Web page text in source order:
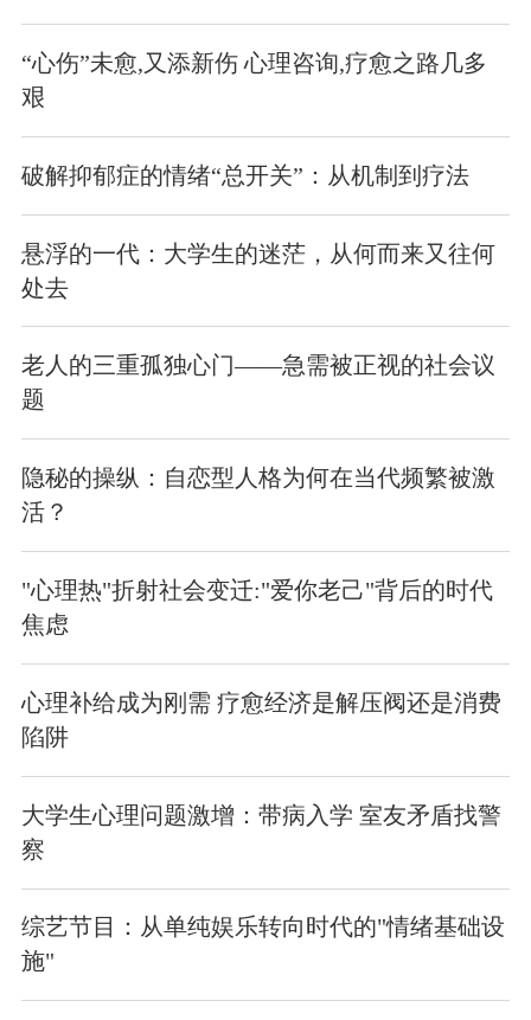
“心伤”未愈,又添新伤 心理咨询,疗愈之路几多
艰
破解抑郁症的情绪“总开关”：从机制到疗法
悬浮的一代：大学生的迷茫，从何而来又往何
处去
老人的三重孤独心门——急需被正视的社会议
题
隐秘的操纵：自恋型人格为何在当代频繁被激
活？
"心理热"折射社会变迁:"爱你老己"背后的时代
焦虑
心理补给成为刚需 疗愈经济是解压阀还是消费
陷阱
大学生心理问题激增：带病入学 室友矛盾找警
察
综艺节目：从单纯娱乐转向时代的"情绪基础设
施"